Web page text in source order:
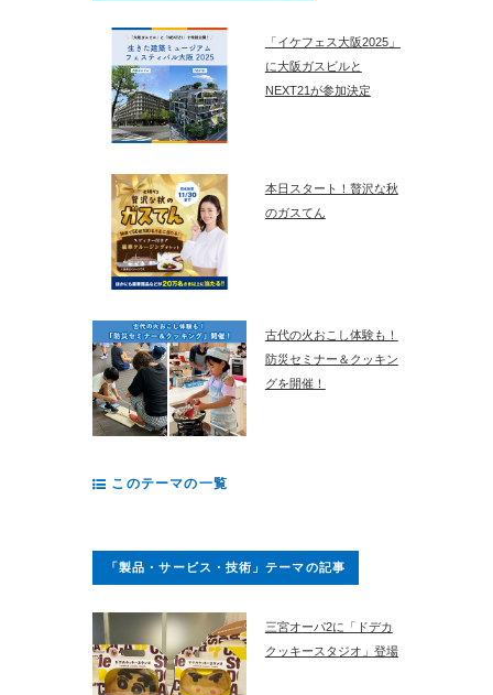
「イケフェス大阪2025」
に大阪ガスビルと
NEXT21が参加決定
本日スタート！贅沢な秋
のガスてん
古代の火おこし体験も！
防災セミナー＆クッキン
グを開催！
このテーマの一覧
「製品・サービス・技術」テーマの記事
三宮オーパ2に「ドデカ
クッキースタジオ」登場